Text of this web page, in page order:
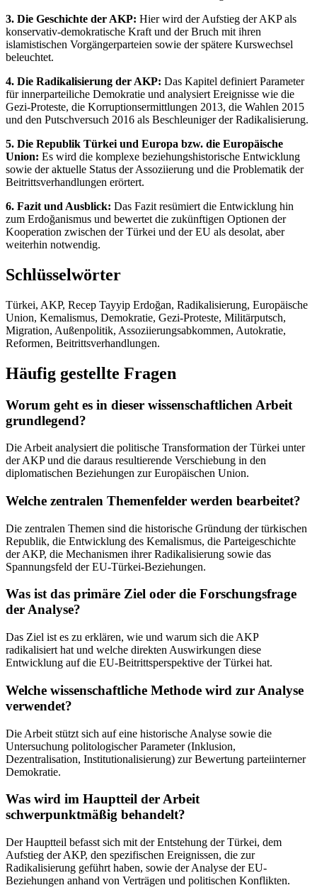
3. Die Geschichte der AKP: Hier wird der Aufstieg der AKP als
konservativ-demokratische Kraft und der Bruch mit ihren
islamistischen Vorgängerparteien sowie der spätere Kurswechsel
beleuchtet.
4. Die Radikalisierung der AKP: Das Kapitel definiert Parameter
für innerparteiliche Demokratie und analysiert Ereignisse wie die
Gezi-Proteste, die Korruptionsermittlungen 2013, die Wahlen 2015
und den Putschversuch 2016 als Beschleuniger der Radikalisierung.
5. Die Republik Türkei und Europa bzw. die Europäische
Union: Es wird die komplexe beziehungshistorische Entwicklung
sowie der aktuelle Status der Assoziierung und die Problematik der
Beitrittsverhandlungen erörtert.
6. Fazit und Ausblick: Das Fazit resümiert die Entwicklung hin
zum Erdoğanismus und bewertet die zukünftigen Optionen der
Kooperation zwischen der Türkei und der EU als desolat, aber
weiterhin notwendig.
Schlüsselwörter
Türkei, AKP, Recep Tayyip Erdoğan, Radikalisierung, Europäische
Union, Kemalismus, Demokratie, Gezi-Proteste, Militärputsch,
Migration, Außenpolitik, Assoziierungsabkommen, Autokratie,
Reformen, Beitrittsverhandlungen.
Häufig gestellte Fragen
Worum geht es in dieser wissenschaftlichen Arbeit
grundlegend?
Die Arbeit analysiert die politische Transformation der Türkei unter
der AKP und die daraus resultierende Verschiebung in den
diplomatischen Beziehungen zur Europäischen Union.
Welche zentralen Themenfelder werden bearbeitet?
Die zentralen Themen sind die historische Gründung der türkischen
Republik, die Entwicklung des Kemalismus, die Parteigeschichte
der AKP, die Mechanismen ihrer Radikalisierung sowie das
Spannungsfeld der EU-Türkei-Beziehungen.
Was ist das primäre Ziel oder die Forschungsfrage
der Analyse?
Das Ziel ist es zu erklären, wie und warum sich die AKP
radikalisiert hat und welche direkten Auswirkungen diese
Entwicklung auf die EU-Beitrittsperspektive der Türkei hat.
Welche wissenschaftliche Methode wird zur Analyse
verwendet?
Die Arbeit stützt sich auf eine historische Analyse sowie die
Untersuchung politologischer Parameter (Inklusion,
Dezentralisation, Institutionalisierung) zur Bewertung parteiinterner
Demokratie.
Was wird im Hauptteil der Arbeit
schwerpunktmäßig behandelt?
Der Hauptteil befasst sich mit der Entstehung der Türkei, dem
Aufstieg der AKP, den spezifischen Ereignissen, die zur
Radikalisierung geführt haben, sowie der Analyse der EU-
Beziehungen anhand von Verträgen und politischen Konflikten.